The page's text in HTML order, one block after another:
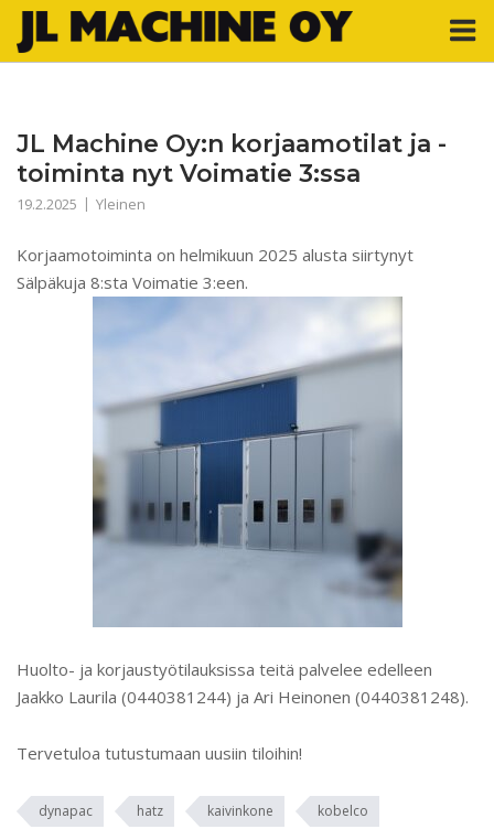
Skip
content
JL Machine Oy:n korjaamotilat ja -
toiminta nyt Voimatie 3:ssa
19.2.2025 Yleinen
Korjaamotoiminta on helmikuun 2025 alusta siirtynyt
Sälpäkuja 8:sta Voimatie 3:een.
Huolto- ja korjaustyötilauksissa teitä palvelee edelleen
Jaakko Laurila (0440381244) ja Ari Heinonen (0440381248).
Tervetuloa tutustumaan uusiin tiloihin!
dynapac hatz kaivinkone kobelco